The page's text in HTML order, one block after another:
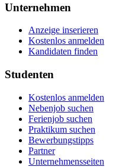
Unternehmen
Anzeige inserieren
Kostenlos anmelden
Kandidaten finden
Studenten
Kostenlos anmelden
Nebenjob suchen
Ferienjob suchen
Praktikum suchen
Bewerbungstipps
Partner
Unternehmensseiten